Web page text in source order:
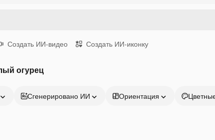
Создать ИИ-видео Создать ИИ-иконку
огурец
Сгенерировано ИИ Ориентация